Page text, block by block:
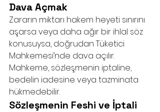
Dava Açmak
Zararın miktarı hakem heyeti sınırını
aşarsa veya daha ağır bir ihlal söz
konusuysa, doğrudan Tüketici
Mahkemesi’nde dava açılır.
Mahkeme, sözleşmenin iptaline,
bedelin iadesine veya tazminata
hükmedebilir.
Sözleşmenin Feshi ve İptali